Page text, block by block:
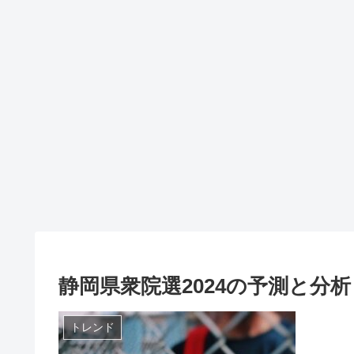
静岡県衆院選2024の予測と分
トレンド